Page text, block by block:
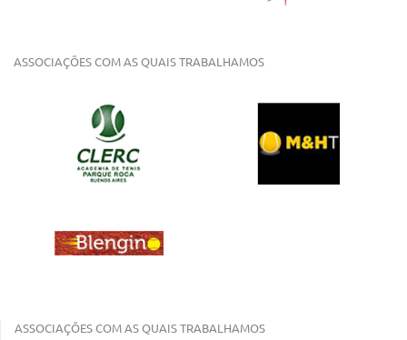
ASSOCIAÇÕES COM AS QUAIS TRABALHAMOS
ASSOCIAÇÕES COM AS QUAIS TRABALHAMOS